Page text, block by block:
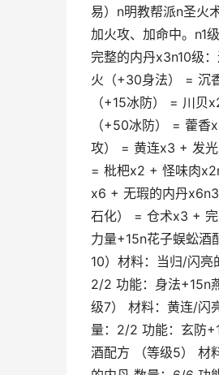
易）n明教帮派n圣火
加火攻、加命中。n1
完整的内丹x3n10级
火（+30身法） = 沉
（+15冰防） = 川
（+50冰防） = 藿
攻） = 黄连x3 + 发
= 枇杷x2 + 怪味肉
x6 + 无瑕的内丹
石化） = 仓术x3 + 完
力量+15n花子蜈蚣酒
10）材料：当归/闪亮
2/2 功能：身法+15n
级7） 材料：黄连/闪
量：2/2 功能：玄防
酒配方 （等级5） 材